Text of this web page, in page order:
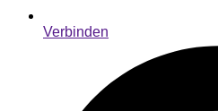
Verbinden